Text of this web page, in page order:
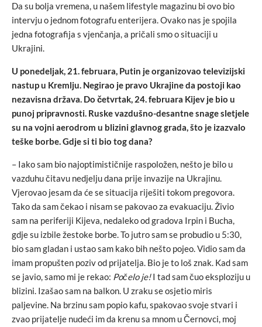
Da su bolja vremena, u našem lifestyle magazinu bi ovo bio
intervju o jednom fotografu enterijera. Ovako nas je spojila
jedna fotografija s vjenčanja, a pričali smo o situaciji u
Ukrajini.
U ponedeljak, 21. februara, Putin je organizovao televizijski
nastup u Kremlju. Negirao je pravo Ukrajine da postoji kao
nezavisna država. Do četvrtak, 24. februara Kijev je bio u
punoj pripravnosti. Ruske vazdušno-desantne snage sletjele
su na vojni aerodrom u blizini glavnog grada, što je izazvalo
teške borbe. Gdje si ti bio tog dana?
– Iako sam bio najoptimističnije raspoložen, nešto je bilo u
vazduhu čitavu nedjelju dana prije invazije na Ukrajinu.
Vjerovao jesam da će se situacija riješiti tokom pregovora.
Tako da sam čekao i nisam se pakovao za evakuaciju. Živio
sam na periferiji Kijeva, nedaleko od gradova Irpin i Bucha,
gdje su izbile žestoke borbe. To jutro sam se probudio u 5:30,
bio sam gladan i ustao sam kako bih nešto pojeo. Vidio sam da
imam propušten poziv od prijatelja. Bio je to loš znak. Kad sam
se javio, samo mi je rekao: Počelo je!I tad sam čuo eksploziju u
blizini. Izašao sam na balkon. U zraku se osjetio miris
paljevine. Na brzinu sam popio kafu, spakovao svoje stvari i
zvao prijatelje nudeći im da krenu sa mnom u Černovci, moj